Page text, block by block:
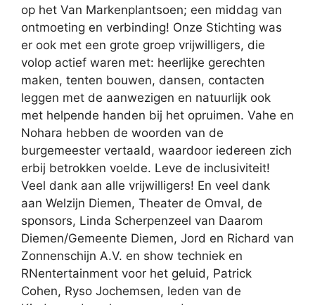
op het Van Markenplantsoen; een middag van
ontmoeting en verbinding! Onze Stichting was
er ook met een grote groep vrijwilligers, die
volop actief waren met: heerlijke gerechten
maken, tenten bouwen, dansen, contacten
leggen met de aanwezigen en natuurlijk ook
met helpende handen bij het opruimen. Vahe en
Nohara hebben de woorden van de
burgemeester vertaald, waardoor iedereen zich
erbij betrokken voelde. Leve de inclusiviteit!
Veel dank aan alle vrijwilligers! En veel dank
aan Welzijn Diemen, Theater de Omval, de
sponsors, Linda Scherpenzeel van Daarom
Diemen/Gemeente Diemen, Jord en Richard van
Zonnenschijn A.V. en show techniek en
RNentertainment voor het geluid, Patrick
Cohen, Ryso Jochemsen, leden van de